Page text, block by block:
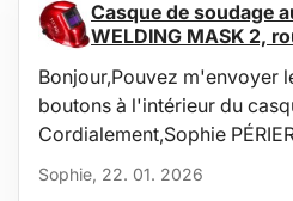
Casque de soudage
WELDING MASK 2,
Bonjour,Pouvez m'envoyer
boutons à l'intérieur du
Cordialement,Sophie
Sophie, 22. 01. 2026